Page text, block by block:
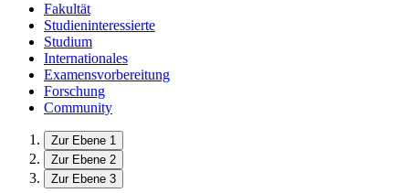
Fakultät
Studieninteressierte
Studium
Internationales
Examensvorbereitung
Forschung
Community
Zur Ebene 1
Zur Ebene 2
Zur Ebene 3